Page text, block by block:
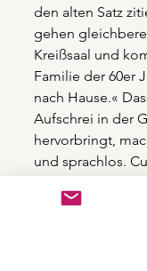
den alten Satz
gehen
Kreißsaal und
Familie der 60er
nach Hause.«
Aufschrei in der
hervorbringt,
und sprachlos.
ich fürchte, die